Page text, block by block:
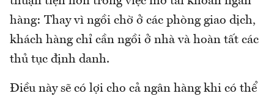
hàng: Thay vì ngồi chờ ở các phòng giao dịch,
khách hàng chỉ cần ngồi ở nhà và hoàn tất các
thủ tục định danh.
Điều này sẽ có lợi cho cả ngân hàng khi có thể